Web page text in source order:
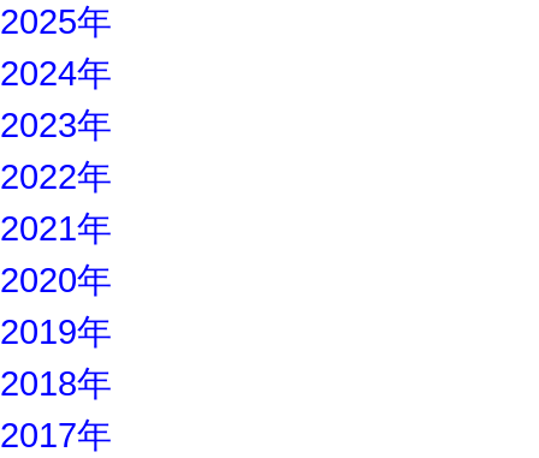
2025年
2024年
2023年
2022年
2021年
2020年
2019年
2018年
2017年